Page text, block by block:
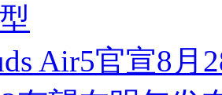
Air5官宣8月